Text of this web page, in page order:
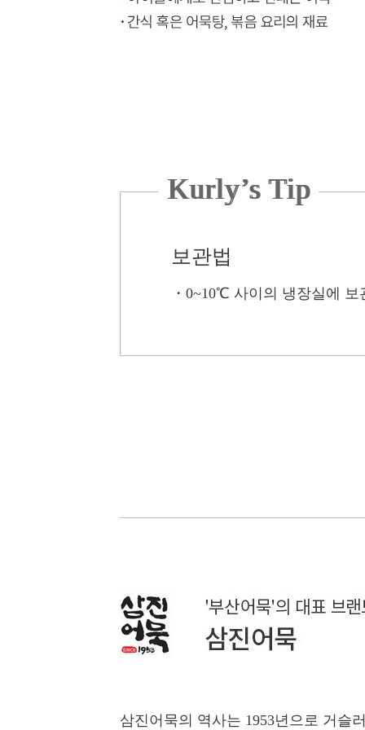
Kurly’s Tip
보관법
・ 0~10℃ 사이의 냉장실에 보
삼진어묵의 역사는 1953년으로 거슬